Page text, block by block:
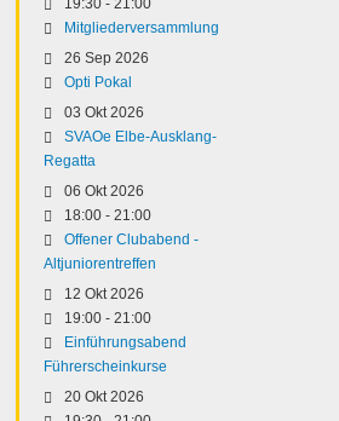
19:30 - 21:00
Mitgliederversammlung
26 Sep 2026
Opti Pokal
03 Okt 2026
SVAOe Elbe-Ausklang-
Regatta
06 Okt 2026
18:00 - 21:00
Offener Clubabend -
Altjuniorentreffen
12 Okt 2026
19:00 - 21:00
Einführungsabend
Führerscheinkurse
20 Okt 2026